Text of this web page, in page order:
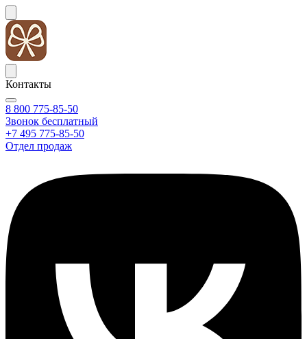
Контакты
8 800 775-85-50
Звонок бесплатный
+7 495 775-85-50
Отдел продаж